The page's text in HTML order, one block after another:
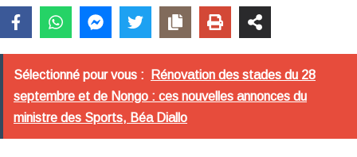
Sélectionné pour vous :
Rénovation des stades du 28
septembre et de Nongo : ces nouvelles annonces du
ministre des Sports, Béa Diallo